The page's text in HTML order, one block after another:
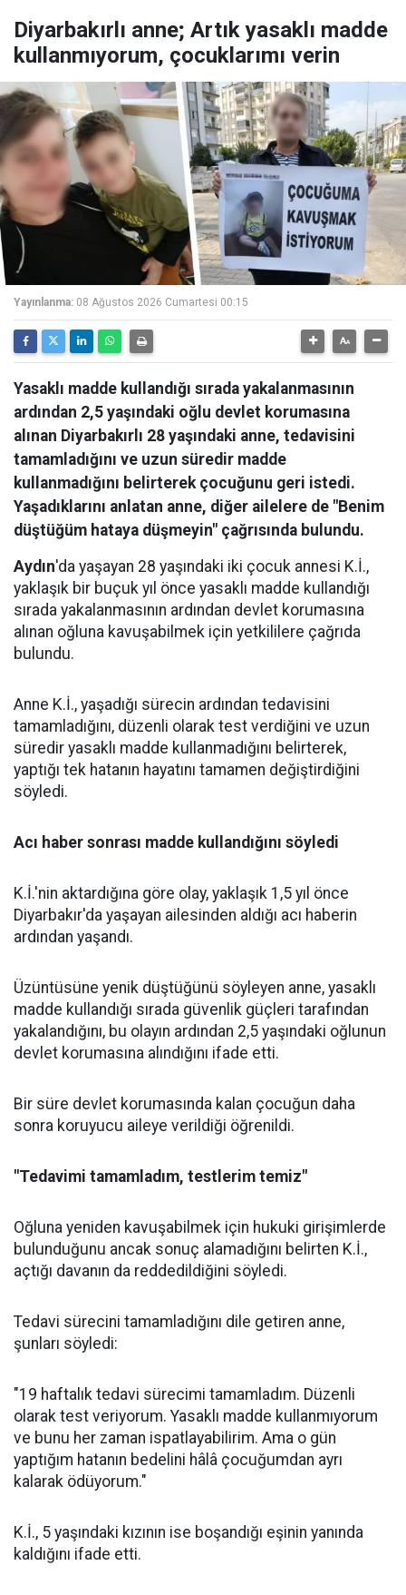
Diyarbakırlı anne; Artık yasaklı madde
kullanmıyorum, çocuklarımı verin
Yayınlanma: 08 Ağustos 2026 Cumartesi 00:15
Yasaklı madde kullandığı sırada yakalanmasının
ardından 2,5 yaşındaki oğlu devlet korumasına
alınan Diyarbakırlı 28 yaşındaki anne, tedavisini
tamamladığını ve uzun süredir madde
kullanmadığını belirterek çocuğunu geri istedi.
Yaşadıklarını anlatan anne, diğer ailelere de "Benim
düştüğüm hataya düşmeyin" çağrısında bulundu.
Aydın'da yaşayan 28 yaşındaki iki çocuk annesi K.İ.,
yaklaşık bir buçuk yıl önce yasaklı madde kullandığı
sırada yakalanmasının ardından devlet korumasına
alınan oğluna kavuşabilmek için yetkililere çağrıda
bulundu.
Anne K.İ., yaşadığı sürecin ardından tedavisini
tamamladığını, düzenli olarak test verdiğini ve uzun
süredir yasaklı madde kullanmadığını belirterek,
yaptığı tek hatanın hayatını tamamen değiştirdiğini
söyledi.
Acı haber sonrası madde kullandığını söyledi
K.İ.'nin aktardığına göre olay, yaklaşık 1,5 yıl önce
Diyarbakır'da yaşayan ailesinden aldığı acı haberin
ardından yaşandı.
Üzüntüsüne yenik düştüğünü söyleyen anne, yasaklı
madde kullandığı sırada güvenlik güçleri tarafından
yakalandığını, bu olayın ardından 2,5 yaşındaki oğlunun
devlet korumasına alındığını ifade etti.
Bir süre devlet korumasında kalan çocuğun daha
sonra koruyucu aileye verildiği öğrenildi.
"Tedavimi tamamladım, testlerim temiz"
Oğluna yeniden kavuşabilmek için hukuki girişimlerde
bulunduğunu ancak sonuç alamadığını belirten K.İ.,
açtığı davanın da reddedildiğini söyledi.
Tedavi sürecini tamamladığını dile getiren anne,
şunları söyledi:
"19 haftalık tedavi sürecimi tamamladım. Düzenli
olarak test veriyorum. Yasaklı madde kullanmıyorum
ve bunu her zaman ispatlayabilirim. Ama o gün
yaptığım hatanın bedelini hâlâ çocuğumdan ayrı
kalarak ödüyorum."
K.İ., 5 yaşındaki kızının ise boşandığı eşinin yanında
kaldığını ifade etti.